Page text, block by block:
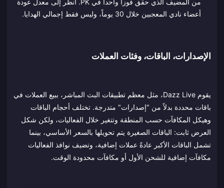
من المضيف الذي حقق فوزاً واحداً في PK. انظر إلى معدل عودة
أعضاء نادي المعجبين خلال 30 يوماً، وليس فقط إجمالي الهدايا.
الإصدارات، الباقات، وفئات العملات
يقوم Dazz Live، مثل معظم تطبيقات البث المباشر، ببيع العملات في
باقات محددة بدلاً من "إصدارات" متدرجة. تختلف أحجام الباقات
وهيكل المكافآت حسب المنطقة وتتغير خلال الفعاليات، ولكن شكل
العرض ثابت: الباقات الصغيرة يتم تحويلها بالسعر الأساسي، بينما
تشمل الباقات الأكبر عادةً عملات إضافية، وتضيف نوافذ الفعاليات
مكافآت إضافية للشحن الأول أو مكافآت محدودة الوقت.